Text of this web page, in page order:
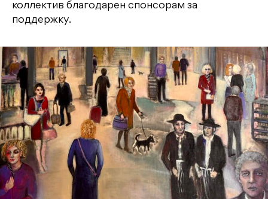
коллектив благодарен спонсорам за
поддержку.